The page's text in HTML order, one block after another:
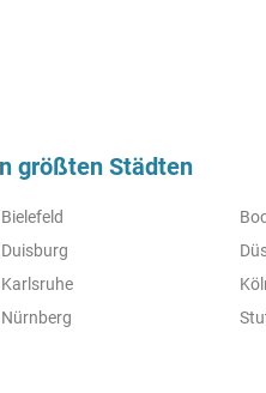
größten Städten
Bielefeld
Duisburg
Karlsruhe
Nürnberg